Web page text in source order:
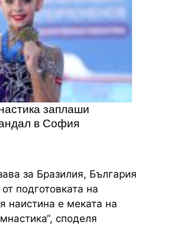
заплаши
в София
за Бразилия, България
подготовката на
наистина е меката на
споделя